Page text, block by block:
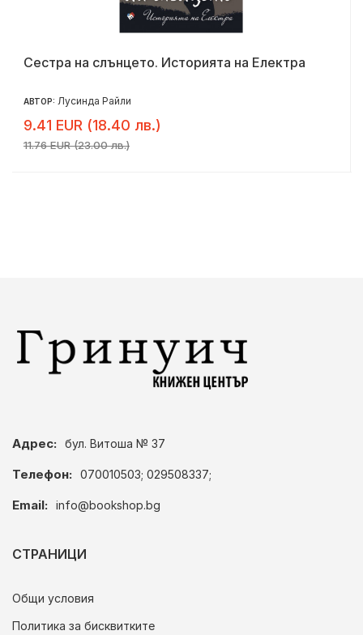
Сестра на слънцето. Историята на Електра
АВТОР: Лусинда Райли
9.41 EUR (18.40 лв.)
11.76 EUR (23.00 лв.)
Адрес: бул. Витоша № 37
Телефон: 070010503; 029508337;
Email: info@bookshop.bg
СТРАНИЦИ
Общи условия
Политика за бисквитките